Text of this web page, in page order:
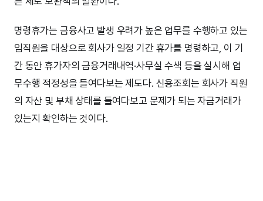
명령휴가는 금융사고 발생 우려가 높은 업무를 수행하고 있는
임직원을 대상으로 회사가 일정 기간 휴가를 명령하고, 이 기
간 동안 휴가자의 금융거래내역·사무실 수색 등을 실시해 업
무수행 적정성을 들여다보는 제도다. 신용조회는 회사가 직원
의 자산 및 부채 상태를 들여다보고 문제가 되는 자금거래가
있는지 확인하는 것이다.